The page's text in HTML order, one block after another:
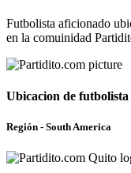
Futbolista aficionado
en la comuinidad
Ubicacion de futbolista
Región - South America